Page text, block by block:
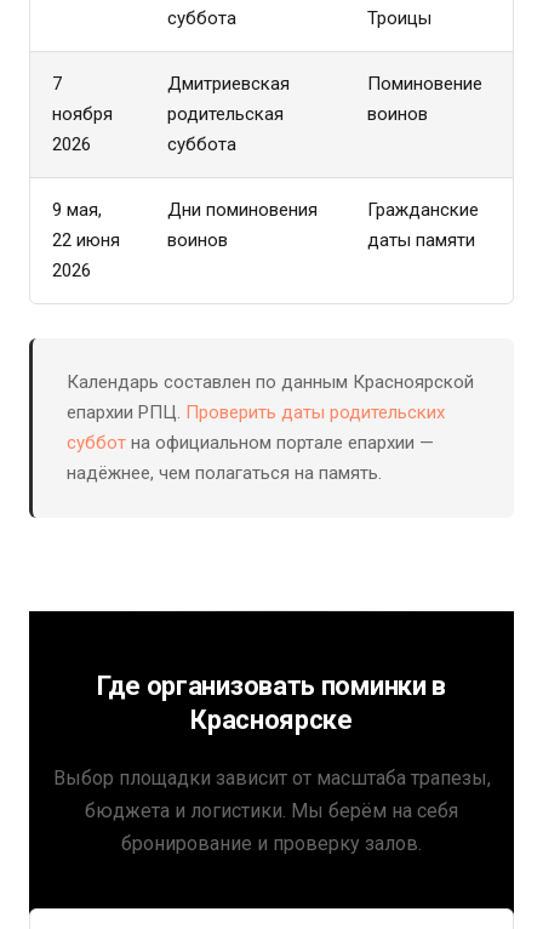
суббота
Троицы
7
ноября
2026
Дмитриевская
родительская
суббота
Поминовение
воинов
9 мая,
22 июня
2026
Дни поминовения
воинов
Гражданские
даты памяти
Календарь составлен по данным Красноярской
епархии РПЦ. Проверить даты родительских
суббот на официальном портале епархии —
надёжнее, чем полагаться на память.
Где организовать поминки в
Красноярске
Выбор площадки зависит от масштаба трапезы,
бюджета и логистики. Мы берём на себя
бронирование и проверку залов.